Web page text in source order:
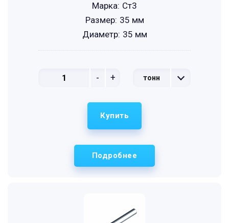
- + тонн
Марка: Ст3
Размер: 35 мм
Диаметр: 35 мм
Подробнее
Купить